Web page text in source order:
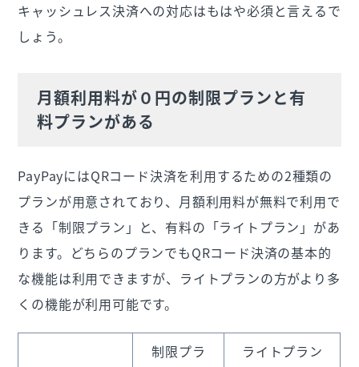
キャッシュレス決済への対応はもはや必須と言えるで
しょう。
月額利用料が０円の制限プランと有
料プランがある
PayPayにはQRコード決済を利用するための2種類の
プランが用意されており、月額利用料が無料で利用で
きる「制限プラン」と、有料の「ライトプラン」があ
ります。どちらのプランでもQRコード決済の基本的
な機能は利用できますが、ライトプランの方がより多
くの機能が利用可能です。
制限プラ
ライトプラン